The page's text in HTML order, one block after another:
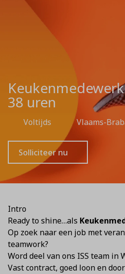
38 uren
Voltijds Vlaams-
Solliciteer nu
Intro
Ready to shine…als
Op zoek naar een job met
teamwork?
Word deel van ons ISS team in
Vast contract, goed loon en